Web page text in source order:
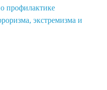
профилактике
экстремизма и